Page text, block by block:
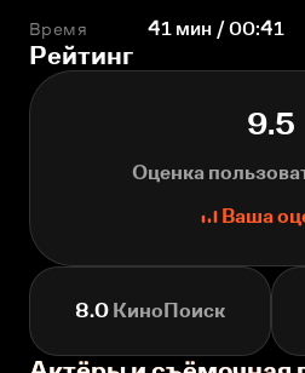
Время 41 мин / 00:41
Рейтинг
9.5
Оценка
Ваша
8.0 КиноПоиск